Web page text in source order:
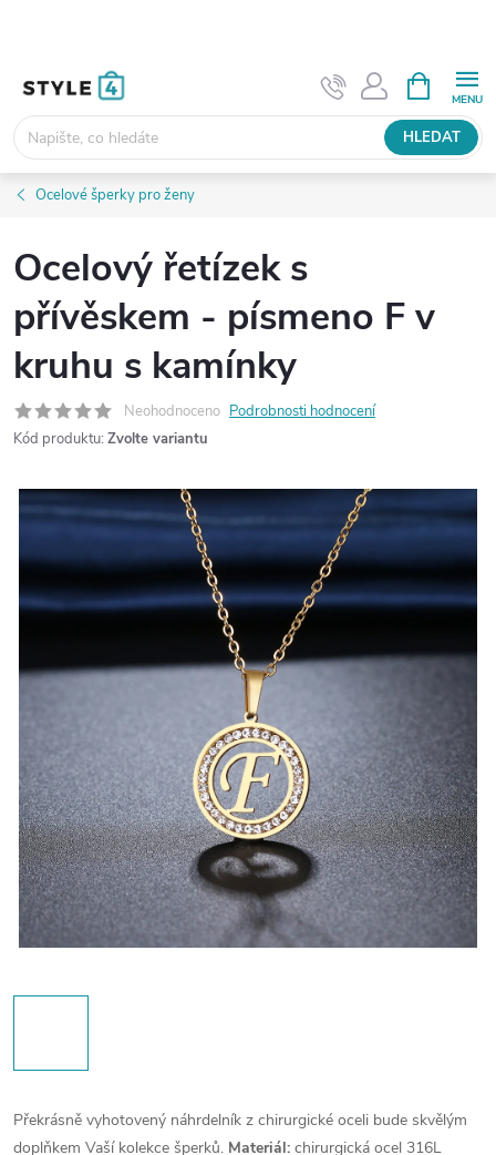
HLEDAT
NÁKUPNÍ
KOŠÍK
Ocelové šperky pro ženy
Ocelový řetízek s
přívěskem - písmeno F v
kruhu s kamínky
Neohodnoceno Podrobnosti hodnocení
Kód produktu: Zvolte variantu
Překrásně vyhotovený náhrdelník z chirurgické oceli bude skvělým
doplňkem Vaší kolekce šperků. Materiál: chirurgická ocel 316L